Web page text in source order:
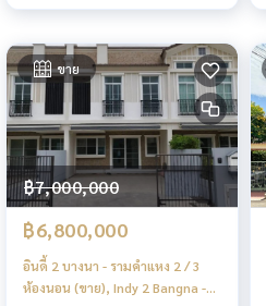
ขาย
฿7,000,000
฿6,800,000
อินดี้ 2 บางนา - รามคำแหง 2 / 3
ห้องนอน (ขาย), Indy 2 Bangna -